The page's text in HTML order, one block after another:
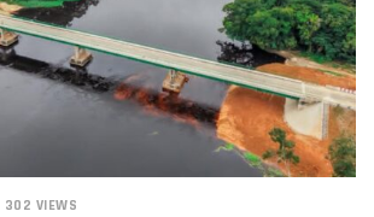
302 VIEWS